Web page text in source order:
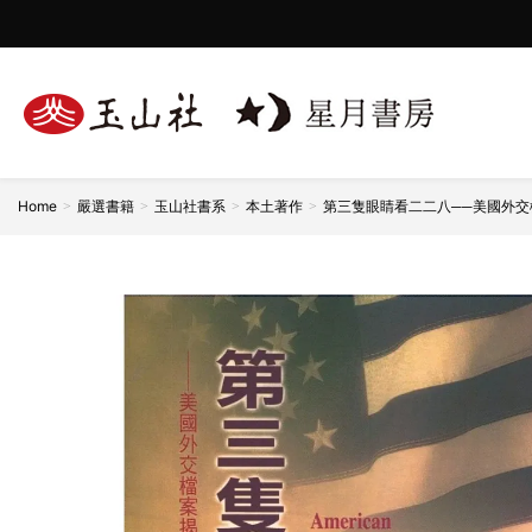
Home 嚴選書籍 玉山社書系 本土著作 第三隻眼睛看二二八──美國外